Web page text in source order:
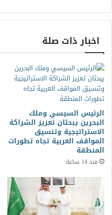
اخبار ذات صلة
الرئيس السيسي وملك
البحرين يبحثان تعزيز الشراكة
الاستراتيجية وتنسيق
المواقف العربية تجاه تطورات
المنطقة
منذ 14 ساعة